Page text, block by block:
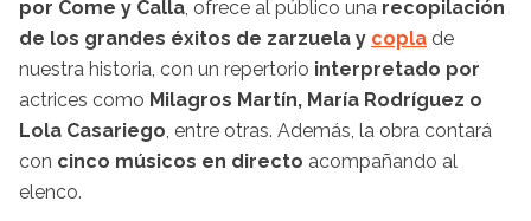
por Come y Calla, ofrece al público una recopilación
de los grandes éxitos de zarzuela y copla de
nuestra historia, con un repertorio interpretado por
actrices como Milagros Martín, María Rodríguez o
Lola Casariego, entre otras. Además, la obra contará
con cinco músicos en directo acompañando al
elenco.